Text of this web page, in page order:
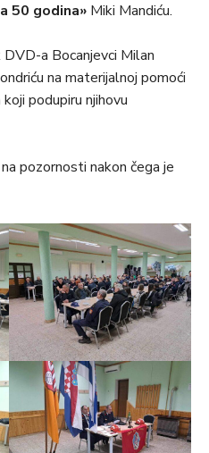
50 godina» Miki Mandiću.
a Bocanjevci Milan
na materijalnoj pomoći
podupiru njihovu
pozornosti nakon čega je